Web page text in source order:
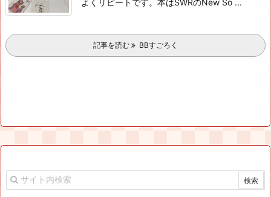
よくリピートです。 本はSWRのNew So ...
記事を読む BBすごろく